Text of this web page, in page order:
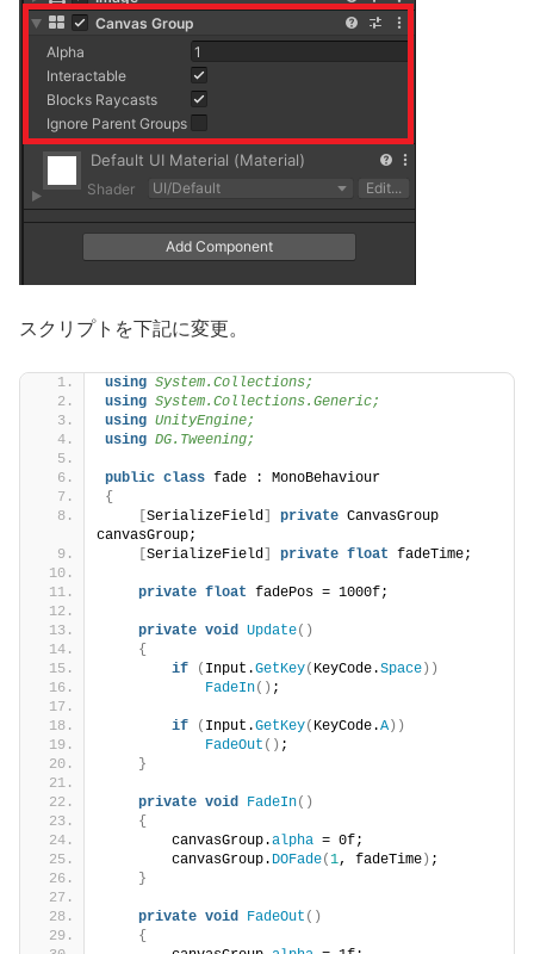
スクリプトを下記に変更。
using System.Collections;
using System.Collections.Generic;
using UnityEngine;
using DG.Tweening;
public class fade : MonoBehaviour
{
SerializeField private CanvasGroup
canvasGroup;
SerializeField private float fadeTime;
private float fadePos = 1000f;
private void Update()
{
if
( Input.GetKey( KeyCode.Space ))
FadeIn() ;
if ( Input.GetKey( KeyCode.A ))
FadeOut () ;
}
private void FadeIn()
{
        canvasGroup.
alpha = 0f;
        canvasGroup.
DOFade(1, fadeTime ) ;
}
private void FadeOut ()
{